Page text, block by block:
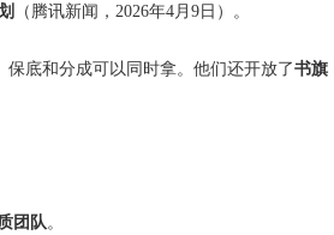
（腾讯新闻，2026年4月9日）。
保底和分成可以同时拿。他们还开放了书旗
团队。